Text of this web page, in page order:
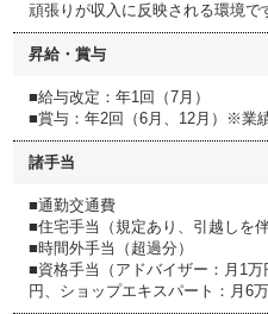
頑張りが収入に反映される環境で
昇給・賞与
■給与改定：年1回（7月）
■賞与：年2回（6月、12月）※業
諸手当
■通勤交通費
■住宅手当（規定あり、引越しを
■時間外手当（超過分）
■資格手当（アドバイザー：月1
円、ショップエキスパート：月6万